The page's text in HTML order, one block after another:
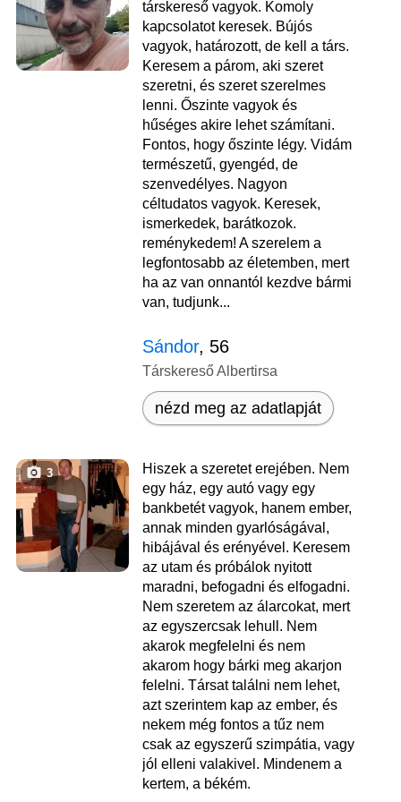
társkereső vagyok. Komoly
kapcsolatot keresek. Bújós
vagyok, határozott, de kell a társ.
Keresem a párom, aki szeret
szeretni, és szeret szerelmes
lenni. Őszinte vagyok és
hűséges akire lehet számítani.
Fontos, hogy őszinte légy. Vidám
természetű, gyengéd, de
szenvedélyes. Nagyon
céltudatos vagyok. Keresek,
ismerkedek, barátkozok.
reménykedem! A szerelem a
legfontosabb az életemben, mert
ha az van onnantól kezdve bármi
van, tudjunk...
Sándor, 56
Társkereső Albertirsa
nézd meg az adatlapját
3
Hiszek a szeretet erejében. Nem
egy ház, egy autó vagy egy
bankbetét vagyok, hanem ember,
annak minden gyarlóságával,
hibájával és erényével. Keresem
az utam és próbálok nyitott
maradni, befogadni és elfogadni.
Nem szeretem az álarcokat, mert
az egyszercsak lehull. Nem
akarok megfelelni és nem
akarom hogy bárki meg akarjon
felelni. Társat találni nem lehet,
azt szerintem kap az ember, és
nekem még fontos a tűz nem
csak az egyszerű szimpátia, vagy
jól elleni valakivel. Mindenem a
kertem, a békém.